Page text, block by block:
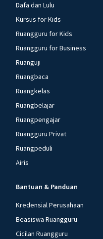
Dafa dan Lulu
Kursus for Kids
Ruangguru for Kids
Ruangguru for Business
Ruanguji
Ruangbaca
Ruangkelas
Ruangbelajar
Ruangpengajar
Ruangguru Privat
Ruangpeduli
Airis
Bantuan & Panduan
Kredensial Perusahaan
Beasiswa Ruangguru
Cicilan Ruangguru